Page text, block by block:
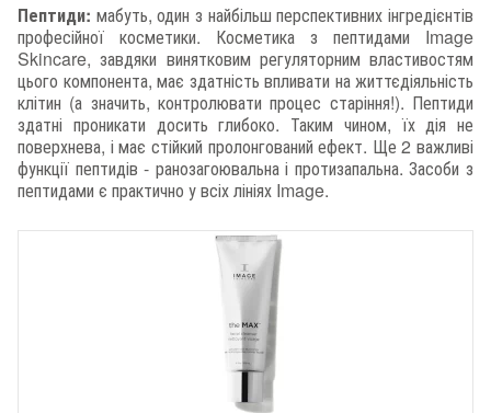
Пептиди: мабуть, один з найбільш перспективних інгредієнтів
професійної косметики. Косметика з пептидами Image
Skincare, завдяки винятковим регуляторним властивостям
цього компонента, має здатність впливати на життєдіяльність
клітин (а значить, контролювати процес старіння!). Пептиди
здатні проникати досить глибоко. Таким чином, їх дія не
поверхнева, і має стійкий пролонгований ефект. Ще 2 важливі
функції пептидів - ранозагоювальна і протизапальна. Засоби з
пептидами є практично у всіх лініях Image.